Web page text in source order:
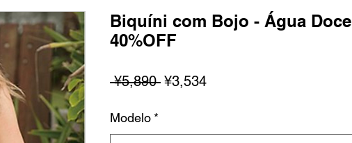
Biquíni com Bojo - Água Doce
40%OFF
¥5,890 Regular
¥3,534Sale
Modelo *